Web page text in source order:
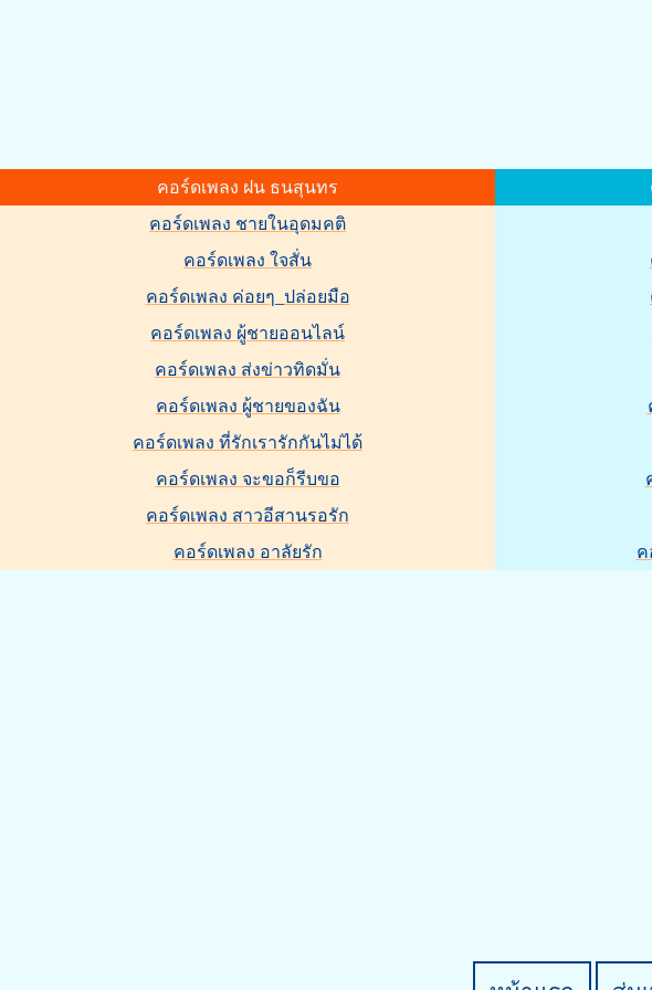
คอร์ดเพลง ฝน ธนสุนทร
คอร์ดเพลง ชายในอุดมคติ
คอร์ดเพลง ใจสั่น
คอร์ดเพลง ค่อยๆ_ปล่อยมือ
คอร์ดเพลง ผู้ชายออนไลน์
คอร์ดเพลง ส่งข่าวทิดมั่น
คอร์ดเพลง ผู้ชายของฉัน
คอร์ดเพลง ที่รักเรารักกันไม่ได้
คอร์ดเพลง จะขอก็รีบขอ
คอร์ดเพลง สาวอีสานรอรัก
คอร์ดเพลง อาลัยรัก
ค